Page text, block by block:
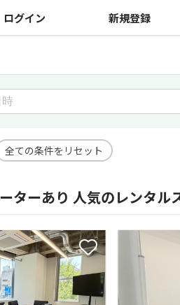
ログイン 新規登録
全ての条件をリセット
ターあり 人気のレンタル